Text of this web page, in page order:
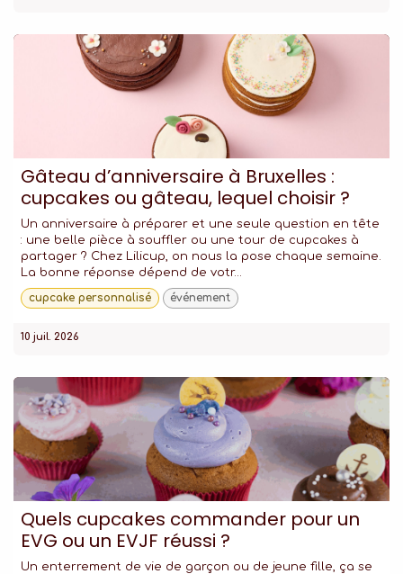
Gâteau d’anniversaire à Bruxelles :
cupcakes ou gâteau, lequel choisir ?
Un anniversaire à préparer et une seule question en tête
: une belle pièce à souffler ou une tour de cupcakes à
partager ? Chez Lilicup, on nous la pose chaque semaine.
La bonne réponse dépend de votr...
cupcake personnalisé événement
10 juil. 2026
Quels cupcakes commander pour un
EVG ou un EVJF réussi ?
Un enterrement de vie de garçon ou de jeune fille, ça se